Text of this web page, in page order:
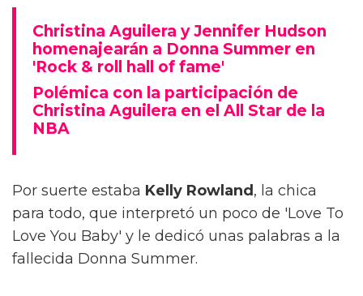
Christina Aguilera y Jennifer Hudson
homenajearán a Donna Summer en
'Rock & roll hall of fame'
Polémica con la participación de
Christina Aguilera en el All Star de la
NBA
Por suerte estaba Kelly Rowland , la chica
para todo, que interpretó un poco de 'Love To
Love You Baby' y le dedicó unas palabras a la
fallecida Donna Summer.